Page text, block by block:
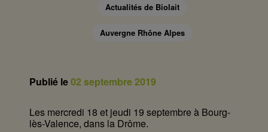
Actualités de Biolait
Auvergne Rhône Alpes
Publié le02 septembre 2019
Les mercredi 18 et jeudi 19 septembre à Bourg-
lès-Valence, dans la Drôme.